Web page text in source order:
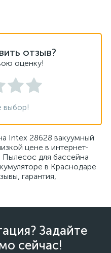
отзыв?
оценку!
выбор!
Intex 28628 вакуумный
цене в интернет-
Пылесос для бассейна
в Краснодаре
гарантия,
Задайте
сейчас!